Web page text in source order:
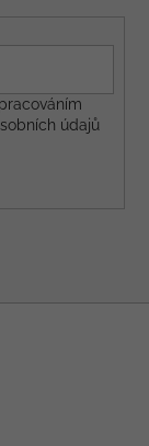
údajů